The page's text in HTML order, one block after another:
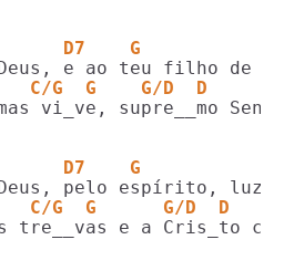
D7    G
C/G  G    G/D  D
vi_ve, supre__mo
D7    G
C/G  G      G/D  D
tre__vas e a Cris_to